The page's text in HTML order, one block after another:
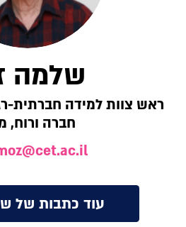
שלמה
חברה ורוח,
עוד כתבות של